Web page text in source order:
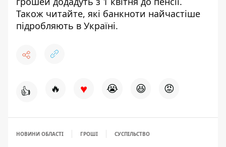
Також читайте, які банкноти найчастіше
підробляють в Україні.
👍 🔥 ♥ 😭 😆 😡
НОВИНИ ОБЛАСТІ ГРОШІ СУСПІЛЬСТВО